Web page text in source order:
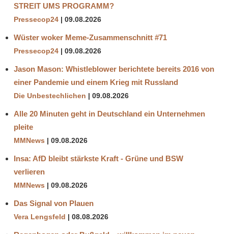
STREIT UMS PROGRAMM?
Pressecop24 09.08.2026
Wüster woker Meme-Zusammenschnitt #71
Pressecop24 09.08.2026
Jason Mason: Whistleblower berichtete bereits 2016 von
einer Pandemie und einem Krieg mit Russland
Die Unbestechlichen 09.08.2026
Alle 20 Minuten geht in Deutschland ein Unternehmen
pleite
MMNews 09.08.2026
Insa: AfD bleibt stärkste Kraft - Grüne und BSW
verlieren
MMNews 09.08.2026
Das Signal von Plauen
Vera Lengsfeld 08.08.2026